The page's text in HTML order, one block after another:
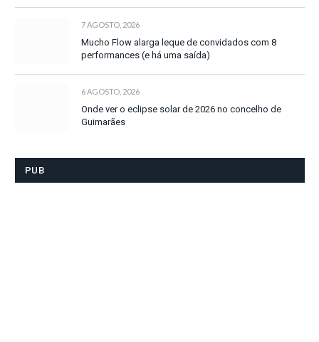
7 AGOSTO, 2026
Mucho Flow alarga leque de convidados com 8
performances (e há uma saída)
6 AGOSTO, 2026
Onde ver o eclipse solar de 2026 no concelho de
Guimarães
PUB